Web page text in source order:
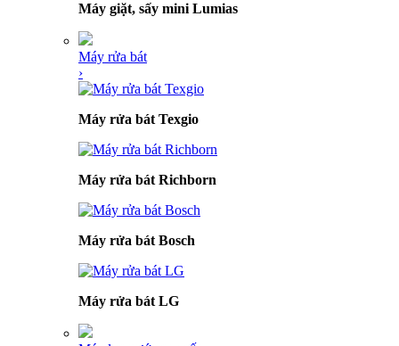
Máy giặt, sấy mini Lumias
Máy rửa bát
›
Máy rửa bát Texgio
Máy rửa bát Richborn
Máy rửa bát Bosch
Máy rửa bát LG